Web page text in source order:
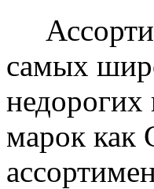
самых
марок как